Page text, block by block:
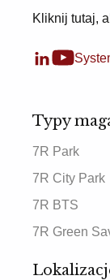
Kliknij tutaj,
Typy
7R Park
7R City Park
7R BTS
7R Green